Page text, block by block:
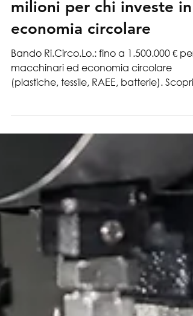
Prioritarie: fino a 1,5
milioni per chi investe in
economia circolare
Bando Ri.Circo.Lo.: fino a 1.500.000 € per
(plastiche, tessile, RAEE, batterie). Scopri